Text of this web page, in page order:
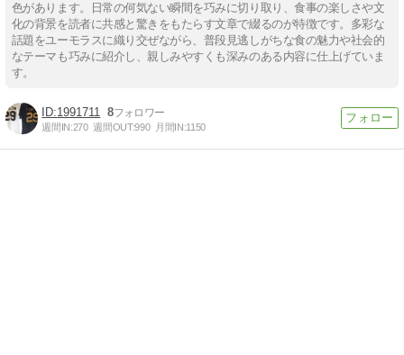
色があります。日常の何気ない瞬間を巧みに切り取り、食事の楽しさや文
化の背景を読者に共感と驚きをもたらす文章で綴るのが特徴です。多彩な
話題をユーモラスに織り交ぜながら、普段見逃しがちな食の魅力や社会的
なテーマも巧みに紹介し、親しみやすくも深みのある内容に仕上げていま
す。
1991711 8
週間IN:270 週間OUT:990 月間IN:1150